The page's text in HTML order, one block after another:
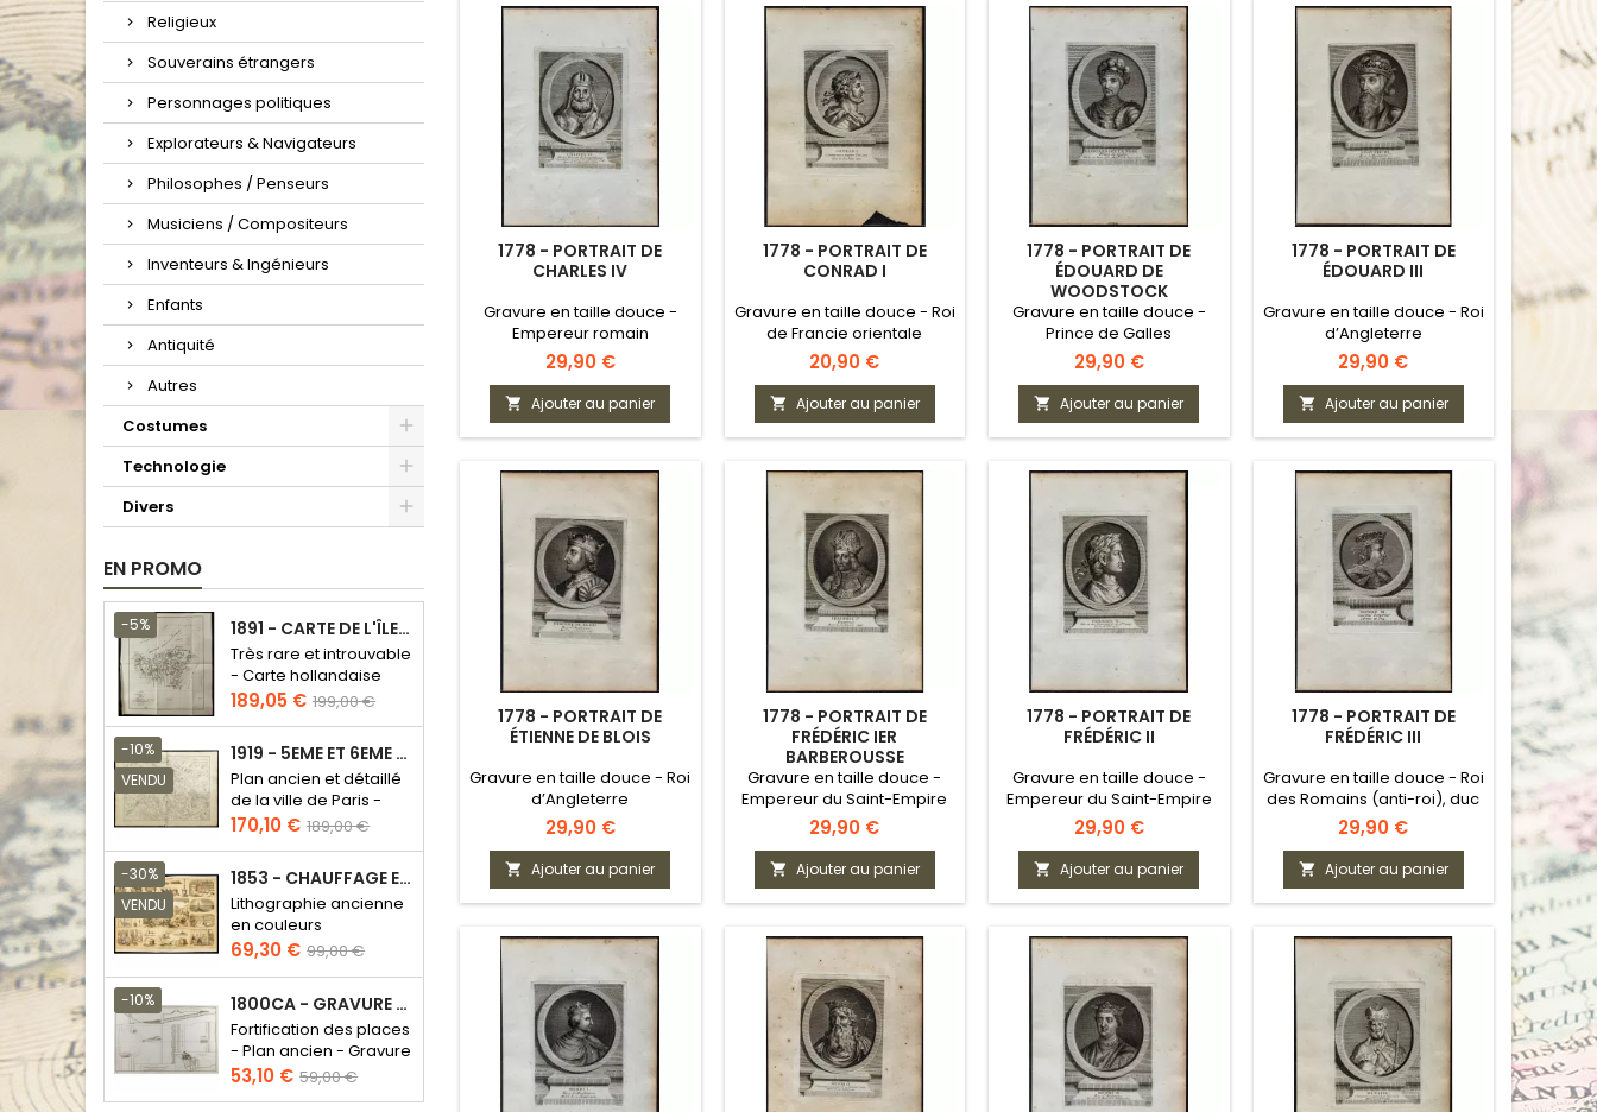
Religieux
Souverains étrangers
Personnages politiques
Explorateurs & Navigateurs
Philosophes / Penseurs
Musiciens / Compositeurs
Inventeurs & Ingénieurs
Enfants
Antiquité
Autres
Costumes
Technologie
Divers
EN PROMO
-5% 1891 - CARTE DE L'ÎLE DE BORNÉO
Très rare et introuvable
- Carte hollandaise
Prix
189,05 € Prix
de
base
199,00 €
-10%
VENDU
1919 - 5EME ET 6EME ARRONDISSEMENT DE PARIS
Plan ancien et détaillé
de la ville de Paris -
Odéon - Sorbonne
Prix
170,10 € Prix
de
base
189,00 €
-30%
VENDU
1853 - CHAUFFAGE ET ÉCLAIRAGE (LITHOGRAPHIE)
Lithographie ancienne
en couleurs
Prix
69,30 € Prix
de
base
99,00 €
-10% 1800CA - GRAVURE ARCHITECTURE MILITAIRE - ATTAQUE ET DÉFENSE
Fortification des places
- Plan ancien - Gravure
en taille douce
Prix
53,10 € Prix
de
59,00 €
1778 - PORTRAIT DE
CHARLES IV
Gravure en taille douce -
Empereur romain
germanique (roi de
Bohême)
Prix
29,90 €
 Ajouter au panier
1778 - PORTRAIT DE
CONRAD I
Gravure en taille douce - Roi
de Francie orientale
(Germanie)
Prix
20,90 €
 Ajouter au panier
1778 - PORTRAIT DE
ÉDOUARD DE
WOODSTOCK
Gravure en taille douce -
Prince de Galles
Prix
29,90 €
 Ajouter au panier
1778 - PORTRAIT DE
ÉDOUARD III
Gravure en taille douce - Roi
d’Angleterre
Prix
29,90 €
 Ajouter au panier
1778 - PORTRAIT DE
ÉTIENNE DE BLOIS
Gravure en taille douce - Roi
d’Angleterre
Prix
29,90 €
 Ajouter au panier
1778 - PORTRAIT DE
FRÉDÉRIC IER
BARBEROUSSE
Gravure en taille douce -
Empereur du Saint-Empire
Prix
29,90 €
 Ajouter au panier
1778 - PORTRAIT DE
FRÉDÉRIC II
Gravure en taille douce -
Empereur du Saint-Empire
romain (Hohenstaufen)
Prix
29,90 €
 Ajouter au panier
1778 - PORTRAIT DE
FRÉDÉRIC III
Gravure en taille douce - Roi
des Romains (anti-roi), duc
d’Autriche et de Styrie
(Habsbourg)
Prix
29,90 €
 Ajouter au panier